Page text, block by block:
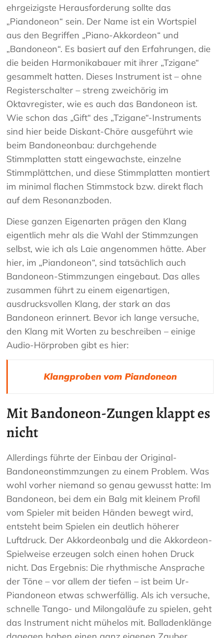
ehrgeizigste Herausforderung sollte das
„Piandoneon“ sein. Der Name ist ein Wortspiel
aus den Begriffen „Piano-Akkordeon“ und
„Bandoneon“. Es basiert auf den Erfahrungen, die
die beiden Harmonikabauer mit ihrer „Tzigane“
gesammelt hatten. Dieses Instrument ist – ohne
Registerschalter – streng zweichörig im
Oktavregister, wie es auch das Bandoneon ist.
Wie schon das „Gift“ des „Tzigane“-Instruments
sind hier beide Diskant-Chöre ausgeführt wie
beim Bandoneonbau: durchgehende
Stimmplatten statt eingewachste, einzelne
Stimmplättchen, und diese Stimmplatten montiert
im minimal flachen Stimmstock bzw. direkt flach
auf dem Resonanzboden.
Diese ganzen Eigenarten prägen den Klang
eigentlich mehr als die Wahl der Stimmzungen
selbst, wie ich als Laie angenommen hätte. Aber
hier, im „Piandoneon“, sind tatsächlich auch
Bandoneon-Stimmzungen eingebaut. Das alles
zusammen führt zu einem eigenartigen,
ausdrucksvollen Klang, der stark an das
Bandoneon erinnert. Bevor ich lange versuche,
den Klang mit Worten zu beschreiben – einige
Audio-Hörproben gibt es hier:
Klangproben vom Piandoneon
Mit Bandoneon-Zungen klappt es
nicht
Allerdings führte der Einbau der Original-
Bandoneonstimmzungen zu einem Problem. Was
wohl vorher niemand so genau gewusst hatte: Im
Bandoneon, bei dem ein Balg mit kleinem Profil
vom Spieler mit beiden Händen bewegt wird,
entsteht beim Spielen ein deutlich höherer
Luftdruck. Der Akkordeonbalg und die Akkordeon-
Spielweise erzeugen solch einen hohen Druck
nicht. Das Ergebnis: Die rhythmische Ansprache
der Töne – vor allem der tiefen – ist beim Ur-
Piandoneon etwas schwerfällig. Als ich versuche,
schnelle Tango- und Milongaläufe zu spielen, geht
das Instrument nicht mühelos mit. Balladenklänge